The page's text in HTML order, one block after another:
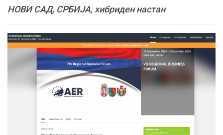
НОВИ САД, СРБИЈА, хибриден настан